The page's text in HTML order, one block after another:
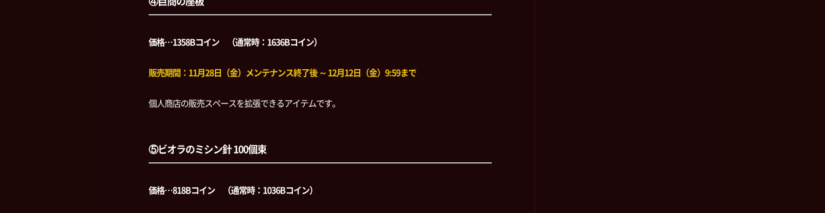
価格…1358Bコイン （通常時：1636Bコイン）
販売期間：11月28日（金）メンテナンス終了後 ～ 12月12日（金）9:59まで
個人商店の販売スペースを拡張できるアイテムです。
⑤ビオラのミシン針 100個束
価格…818Bコイン （通常時：1036Bコイン）